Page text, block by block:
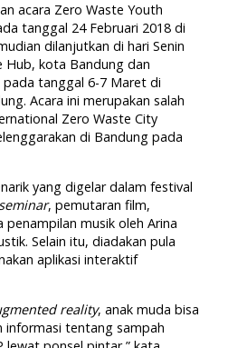
acara Zero Waste Youth
tanggal 24 Februari 2018 di
dilanjutkan di hari Senin
Hub, kota Bandung dan
pada tanggal 6-7 Maret di
Acara ini merupakan salah
Zero Waste City
di Bandung pada
yang digelar dalam festival
, pemutaran film,
musik oleh Arina
Selain itu, diadakan pula
aplikasi interaktif
reality, anak muda bisa
informasi tentang sampah